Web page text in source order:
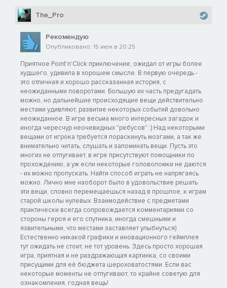
The_Pro
Рекомендую
Опубликовано: 15 июн в 20:25
Приятное Point'n'Click приключение, ожидал от игры более
худшего, удивила в хорошем смысле. В первую очередь -
это отличная и хорошо рассказанная история, с
неожиданными поворотами. Большую их часть предугадать
можно, но дальнейшие происходящие вещи действительно
местами удивляют, развитие некоторых событий довольно
неожиданное. В игре весьма много интересных загадок и
иногда чересчур неочевидных "ребусов" :) Над некоторыми
вещами от игрока требуется пораскинуть мозгами, а так же
внимательно читать, слушать и запоминать вещи. Пусть это
многих не отпугивает, в игре присутствуют помощники по
прохождению, а уж если некоторые головоломки не даются
- их можно пропускать. Найти способ играть не напрягаясь
можно. Лично мне наоборот было в удовольствие решать
эти вещи, словно перемещаешься назад в прошлое, к играм
старой школы нулевых. Взаимодействие с предметами
практически всегда сопровождается комментариями со
стороны героя и его спутника, иногда смешными и
язвительными, что местами заставляет улыбнуться)
Естественно никакой графики и иновационного геймплея
тут ожидать не стоит, не тот уровень. Здесь просто хорошая
игра, приятная и не раздражающая картинка, со своими
присущими для её бюджета шероховатостями. Если вас
некоторые моменты не отпугивают, то крайне советую для
ознакомления, годная вещь!